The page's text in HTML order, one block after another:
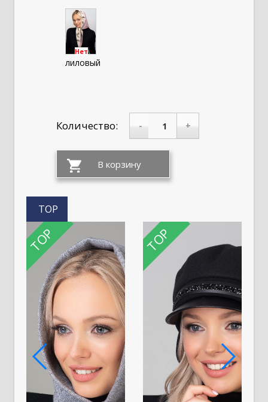
Нет
лиловый
Количество: - +
TOP
TOP TOP